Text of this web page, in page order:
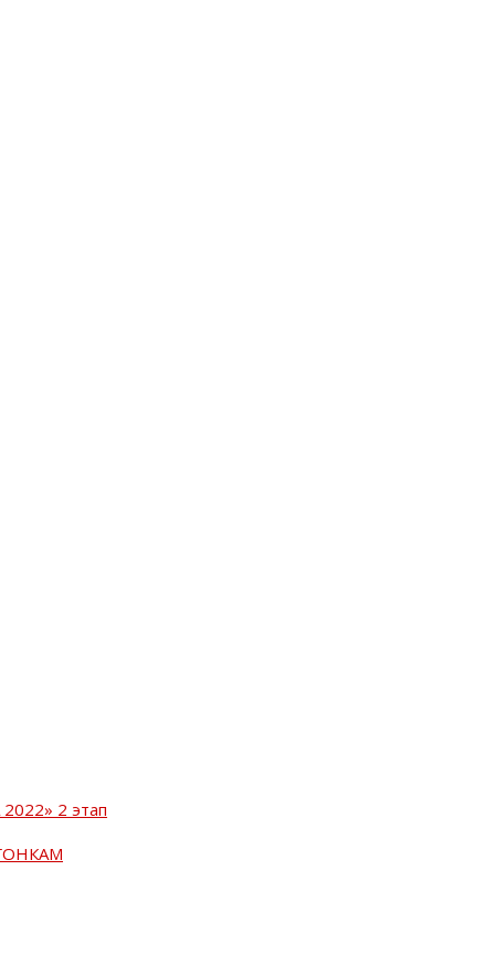
2 этап